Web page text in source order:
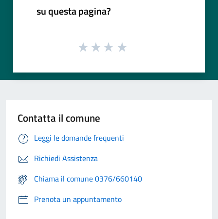
su questa pagina?
Contatta il comune
Leggi le domande frequenti
Richiedi Assistenza
Chiama il comune 0376/660140
Prenota un appuntamento